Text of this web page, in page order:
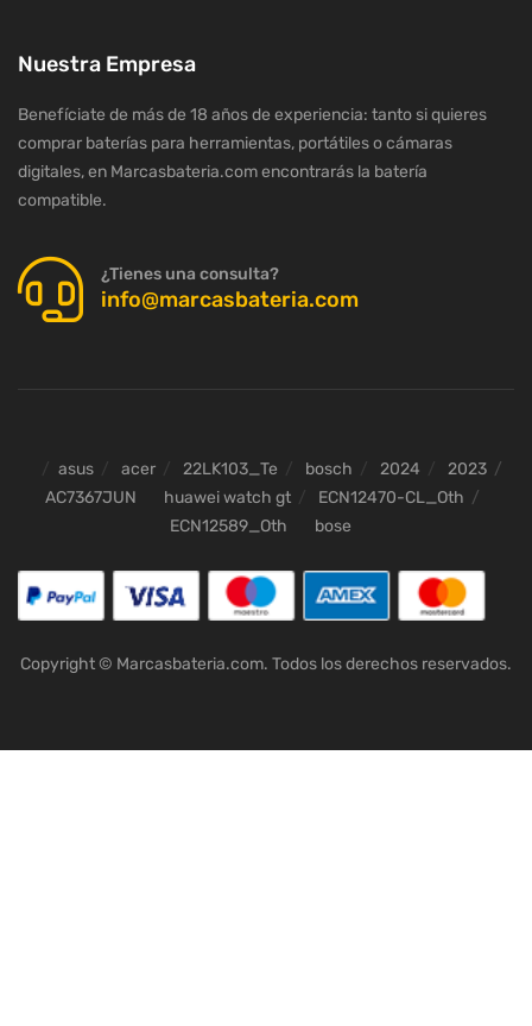
Nuestra Empresa
Benefíciate de más de 18 años de experiencia: tanto si quieres
comprar baterías para herramientas, portátiles o cámaras
digitales, en Marcasbateria.com encontrarás la batería
compatible.
¿Tienes una consulta?
info@marcasbateria.com
asus acer 22LK103_Te bosch 2024
2023
AC7367JUN
huawei watch gt
ECN12470-CL_Oth
ECN12589_Oth
bose
Copyright © Marcasbateria.com. Todos los derechos reservados.